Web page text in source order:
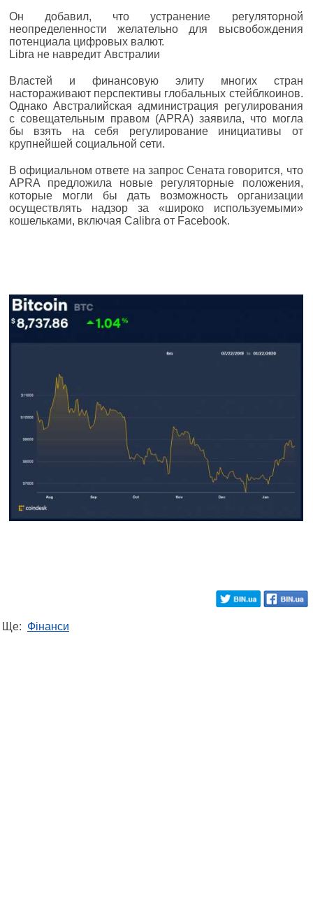
Он добавил, что устранение регуляторной
неопределенности желательно для высвобождения
потенциала цифровых валют.
Libra не навредит Австралии
Властей и финансовую элиту многих стран
настораживают перспективы глобальных стейблкоинов.
Однако Австралийская администрация регулирования
с совещательным правом (APRA) заявила, что могла
бы взять на себя регулирование инициативы от
крупнейшей социальной сети.
В официальном ответе на запрос Сената говорится, что
APRA предложила новые регуляторные положения,
которые могли бы дать возможность организации
осуществлять надзор за «широко используемыми»
кошельками, включая Calibra от Facebook.
Ще: Фінанси